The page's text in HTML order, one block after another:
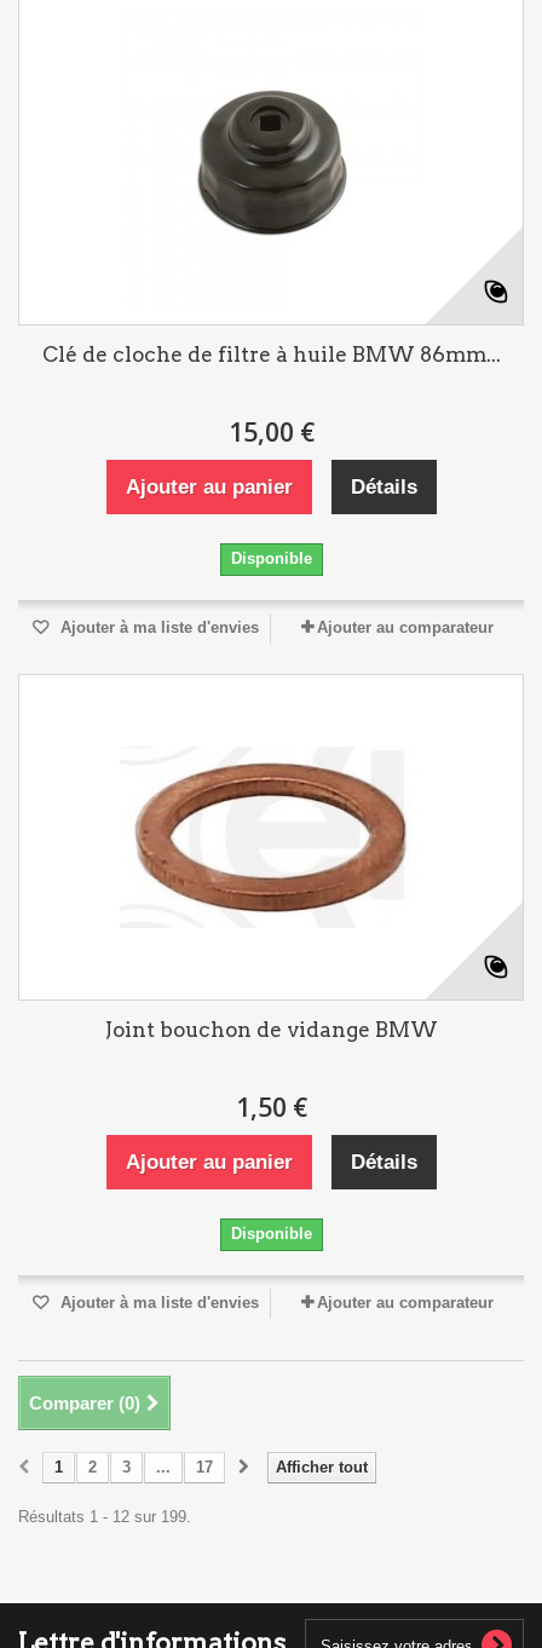
Clé de cloche de filtre à huile BMW 86mm...
15,00 €
Ajouter au panier Détails
Disponible
Ajouter à ma liste d'envies Ajouter au comparateur
Joint bouchon de vidange BMW
1,50 €
Ajouter au panier Détails
Disponible
Ajouter à ma liste d'envies Ajouter au comparateur
Comparer (0)
Afficher tout
1 2 3 ... 17
Résultats 1 - 12 sur 199.